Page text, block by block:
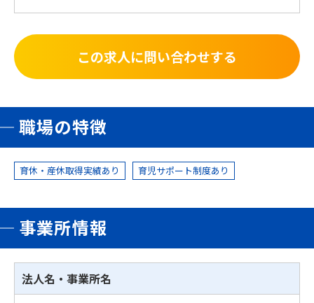
この求人に問い合わせする
職場の特徴
育休・産休取得実績あり 育児サポート制度あり
事業所情報
法人名・事業所名